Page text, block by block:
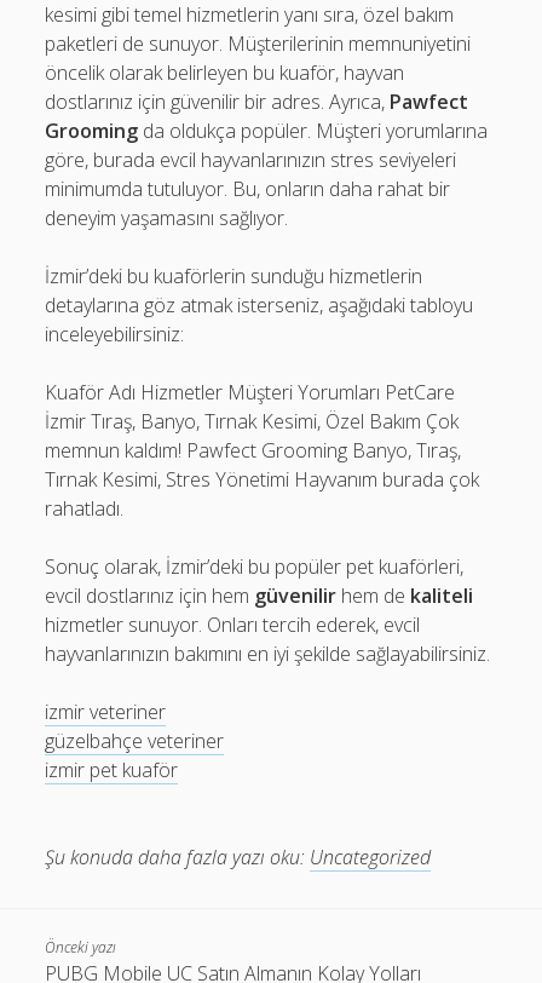
kesimi gibi temel hizmetlerin yanı sıra, özel bakım
paketleri de sunuyor. Müşterilerinin memnuniyetini
öncelik olarak belirleyen bu kuaför, hayvan
dostlarınız için güvenilir bir adres. Ayrıca, Pawfect
Grooming da oldukça popüler. Müşteri yorumlarına
göre, burada evcil hayvanlarınızın stres seviyeleri
minimumda tutuluyor. Bu, onların daha rahat bir
deneyim yaşamasını sağlıyor.
İzmir’deki bu kuaförlerin sunduğu hizmetlerin
detaylarına göz atmak isterseniz, aşağıdaki tabloyu
inceleyebilirsiniz:
Kuaför Adı Hizmetler Müşteri Yorumları PetCare
İzmir Tıraş, Banyo, Tırnak Kesimi, Özel Bakım Çok
memnun kaldım! Pawfect Grooming Banyo, Tıraş,
Tırnak Kesimi, Stres Yönetimi Hayvanım burada çok
rahatladı.
Sonuç olarak, İzmir’deki bu popüler pet kuaförleri,
evcil dostlarınız için hem güvenilir hem de kaliteli
hizmetler sunuyor. Onları tercih ederek, evcil
hayvanlarınızın bakımını en iyi şekilde sağlayabilirsiniz.
izmir veteriner
güzelbahçe veteriner
izmir pet kuaför
Şu konuda daha fazla yazı oku: Uncategorized
Önceki yazı
PUBG Mobile UC Satın Almanın Kolay Yolları